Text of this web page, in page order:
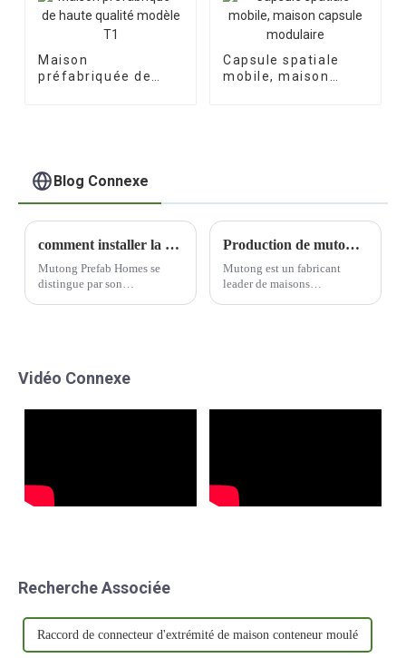
Maison
préfabriquée de
Capsule spatiale
mobile, maison
Blog Connexe
comment installer la maison préfabriquée ?
Mutong Prefab Homes se
distingue par son
offrant ainsi une grande
nécessaire. Ce...
Production de mutong pour maisons préfabriquées - la qualité est toujours la première chose pour nous !
Mutong est un fabricant
leader de maisons
Vidéo Connexe
Recherche Associée
Raccord de connecteur d'extrémité de maison conteneur moulé